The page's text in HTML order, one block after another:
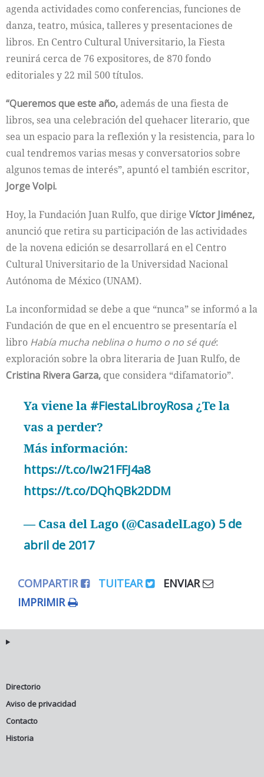
agenda actividades como conferencias, funciones de
danza, teatro, música, talleres y presentaciones de
libros. En Centro Cultural Universitario, la Fiesta
reunirá cerca de 76 expositores, de 870 fondo
editoriales y 22 mil 500 títulos.
“Queremos que este año, además de una fiesta de
libros, sea una celebración del quehacer literario, que
sea un espacio para la reflexión y la resistencia, para lo
cual tendremos varias mesas y conversatorios sobre
algunos temas de interés”, apuntó el también escritor,
Jorge Volpi.
Hoy, la Fundación Juan Rulfo, que dirige Víctor Jiménez,
anunció que retira su participación de las actividades
de la novena edición se desarrollará en el Centro
Cultural Universitario de la Universidad Nacional
Autónoma de México (UNAM).
La inconformidad se debe a que “nunca” se informó a la
Fundación de que en el encuentro se presentaría el
libro Había mucha neblina o humo o no sé qué:
exploración sobre la obra literaria de Juan Rulfo, de
Cristina Rivera Garza, que considera “difamatorio”.
Ya viene la #FiestaLibroyRosa ¿Te la
vas a perder?
Más información:
https://t.co/Iw21FFJ4a8
https://t.co/DQhQBk2DDM
— Casa del Lago (@CasadelLago) 5 de
abril de 2017
COMPARTIR TUITEAR
ENVIAR
IMPRIMIR
Directorio
Aviso de privacidad
Contacto
Historia